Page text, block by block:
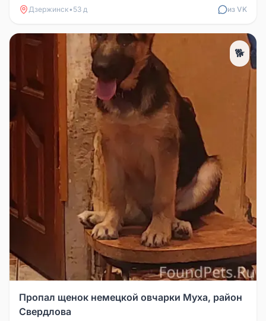
Дзержинск• 53 д из VK
🐕
Пропал щенок немецкой овчарки Муха, район
Свердлова